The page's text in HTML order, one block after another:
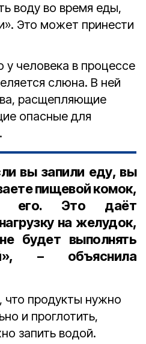
воду во время еды,
Это может принести
у человека в процессе
слюна. В ней
расщепляющие
опасные для
вы запили еду, вы
пищевой комок,
его. Это даёт
на желудок,
будет выполнять
– объяснила
что продукты нужно
и проглотить,
запить водой.